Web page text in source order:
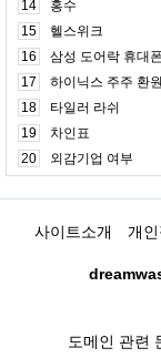
14
홍수
15
헬스위크
16
삼성 도어락 휴대폰
17
하이닉스 주주 환원
18
타일러 라쉬
19
차인표
20
외감기업 여부
사이트소개 개
도메인 관련